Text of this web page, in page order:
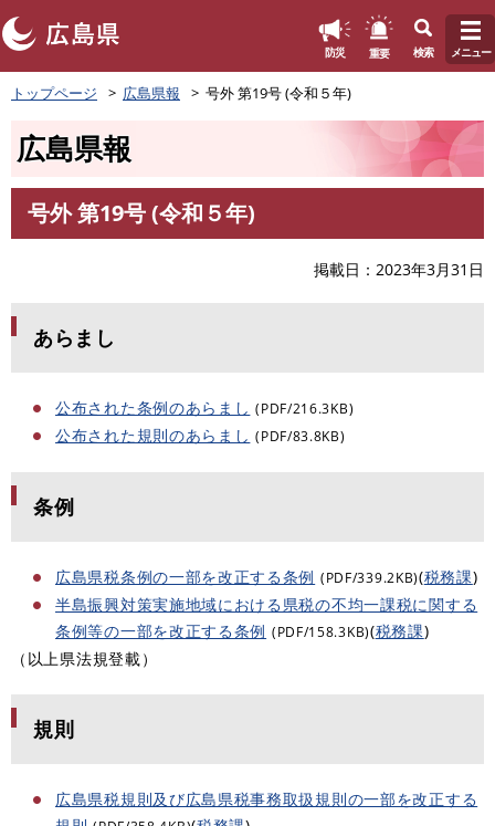
ペ
ー
頭
す
防災 重要 検索 メニュー
トップページ 広島県報 号外 第19号 (令和５年)
広島県報
文
号外 第19号 (令和５年)
掲載日 2023年3月31日
あらまし
公布された条例のあらまし (PDF/216.3KB)
公布された規則のあらまし (PDF/83.8KB)
条例
広島県税条例の一部を改正する条例 (PDF/339.2KB)(税務課)
半島振興対策実施地域における県税の不均一課税に関する
条例等の一部を改正する条例 (PDF/158.3KB)(税務課)
（以上県法規登載）
規則
広島県税規則及び広島県税事務取扱規則の一部を改正する